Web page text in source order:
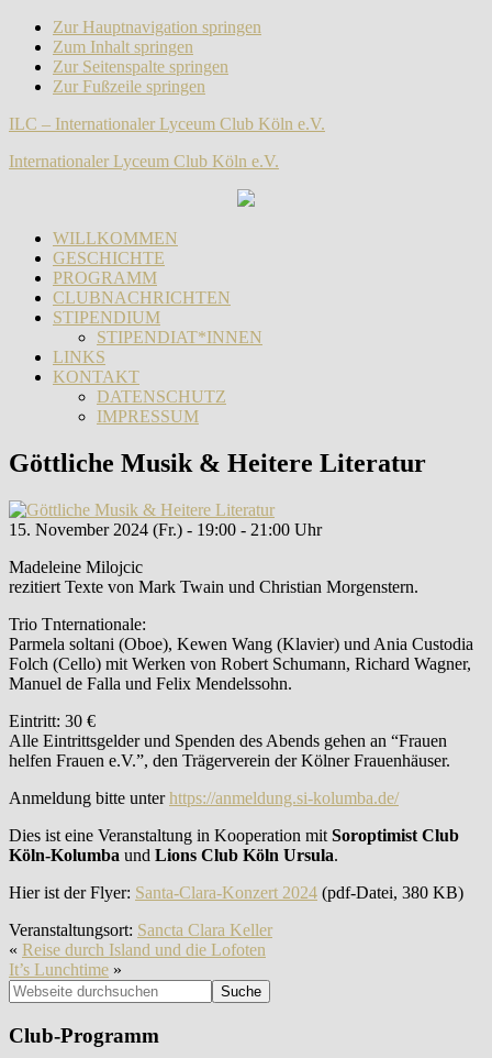
Zur Hauptnavigation springen
Zum Inhalt springen
Zur Seitenspalte springen
Zur Fußzeile springen
ILC – Internationaler Lyceum Club Köln e.V.
Internationaler Lyceum Club Köln e.V.
WILLKOMMEN
GESCHICHTE
PROGRAMM
CLUBNACHRICHTEN
STIPENDIUM
STIPENDIAT*INNEN
LINKS
KONTAKT
DATENSCHUTZ
IMPRESSUM
Göttliche Musik & Heitere Literatur
15. November 2024 (Fr.) - 19:00 - 21:00 Uhr
Madeleine Milojcic
rezitiert Texte von Mark Twain und Christian Morgenstern.
Trio Tnternationale:
Parmela soltani (Oboe), Kewen Wang (Klavier) und Ania Custodia
Folch (Cello) mit Werken von Robert Schumann, Richard Wagner,
Manuel de Falla und Felix Mendelssohn.
Eintritt: 30 €
Alle Eintrittsgelder und Spenden des Abends gehen an “Frauen
helfen Frauen e.V.”, den Trägerverein der Kölner Frauenhäuser.
Anmeldung bitte unterhttps://anmeldung.si-kolumba.de/
Dies ist eine Veranstaltung in Kooperation mit Soroptimist Club
Köln-Kolumba und Lions Club Köln Ursula.
Hier ist der Flyer: Santa-Clara-Konzert 2024 (pdf-Datei, 380 KB)
Veranstaltungsort: Sancta Clara Keller
« Reise durch Island und die Lofoten
It’s Lunchtime »
Seitenspalte
Webseite
durchsuchen
Club-Programm